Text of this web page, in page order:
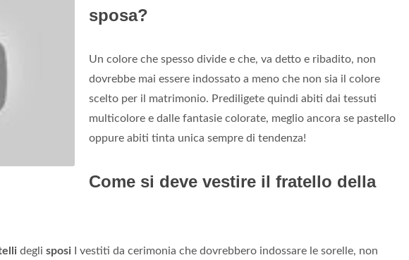
sposa?
Un colore che spesso divide e che, va detto e ribadito, non
dovrebbe mai essere indossato a meno che non sia il colore
scelto per il matrimonio. Prediligete quindi abiti dai tessuti
multicolore e dalle fantasie colorate, meglio ancora se pastello
oppure abiti tinta unica sempre di tendenza!
Come si deve vestire il fratello della
degli sposi I vestiti da cerimonia che dovrebbero indossare le sorelle, non